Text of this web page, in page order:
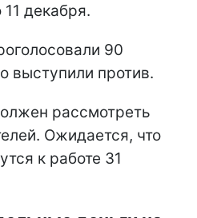
декабря.
90
выступили против.
рассмотреть
Ожидается, что
к работе 31